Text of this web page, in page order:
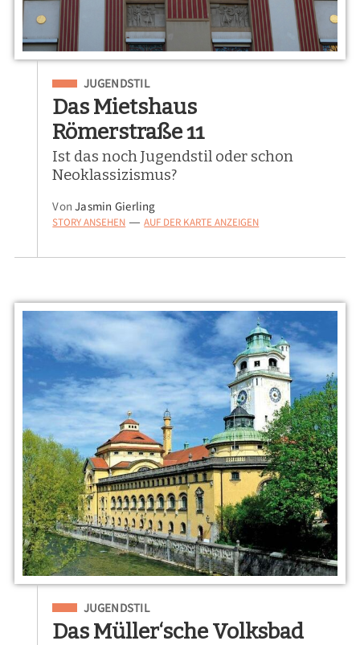
Eingeordnet unter
JUGENDSTIL
Das Mietshaus
Römerstraße 11
Ist das noch Jugendstil oder schon
Neoklassizismus?
VonJasmin Gierling
STORY ANSEHEN — AUF DER KARTE ANZEIGEN
Eingeordnet unter
JUGENDSTIL
Das Müller‘sche Volksbad